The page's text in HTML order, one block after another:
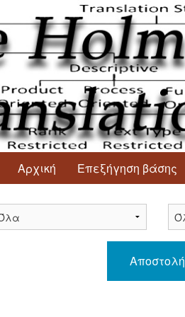
Αρχική Επεξήγηση βάσης
Αποστολή